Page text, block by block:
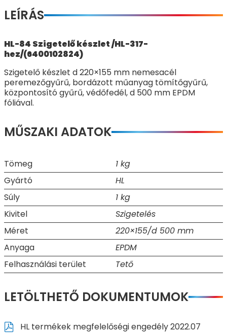
LEÍRÁS
HL-84 Szigetelő készlet /HL-317-
hez/(6400102824)
Szigetelő készlet d 220×155 mm nemesacél
peremezőgyűrű, bordázott műanyag tömítőgyűrű,
központosító gyűrű, védőfedél, d 500 mm EPDM
fóliával.
MŰSZAKI ADATOK
Tömeg
1 kg
Gyártó
HL
Súly
1 kg
Kivitel
Szigetelés
Méret
220×155/d 500 mm
Anyaga
EPDM
Felhasználási terület
Tető
LETÖLTHETŐ DOKUMENTUMOK
HL termékek megfelelőségi engedély 2022.07